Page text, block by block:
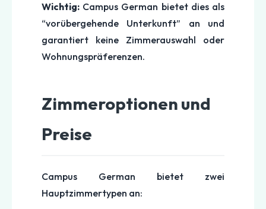
Wichtig: Campus German bietet dies als
“vorübergehende Unterkunft” an und
garantiert keine Zimmerauswahl oder
Wohnungspräferenzen.
Zimmeroptionen und
Preise
Campus German bietet zwei
Hauptzimmertypen an: